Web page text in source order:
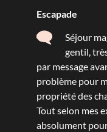
Escapade
Séjour
gentil,
par message
problème pour
propriété des
Tout selon mes
absolument